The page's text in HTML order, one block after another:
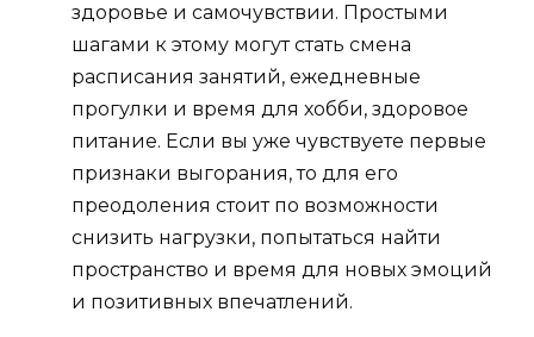
здоровье и самочувствии. Простыми
шагами к этому могут стать смена
расписания занятий, ежедневные
прогулки и время для хобби, здоровое
питание. Если вы уже чувствуете первые
признаки выгорания, то для его
преодоления стоит по возможности
снизить нагрузки, попытаться найти
пространство и время для новых эмоций
и позитивных впечатлений.